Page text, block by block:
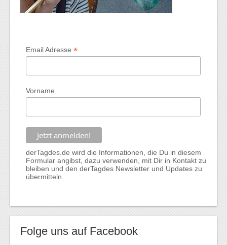
Email Adresse*
Vorname
derTagdes.de wird die Informationen, die Du in diesem
Formular angibst, dazu verwenden, mit Dir in Kontakt zu
bleiben und den derTagdes Newsletter und Updates zu
übermitteln.
Folge uns auf Facebook